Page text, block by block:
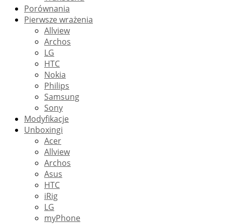
Porównania
Pierwsze wrażenia
Allview
Archos
LG
HTC
Nokia
Philips
Samsung
Sony
Modyfikacje
Unboxingi
Acer
Allview
Archos
Asus
HTC
iRig
LG
myPhone